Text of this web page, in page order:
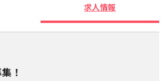
求人情報
！